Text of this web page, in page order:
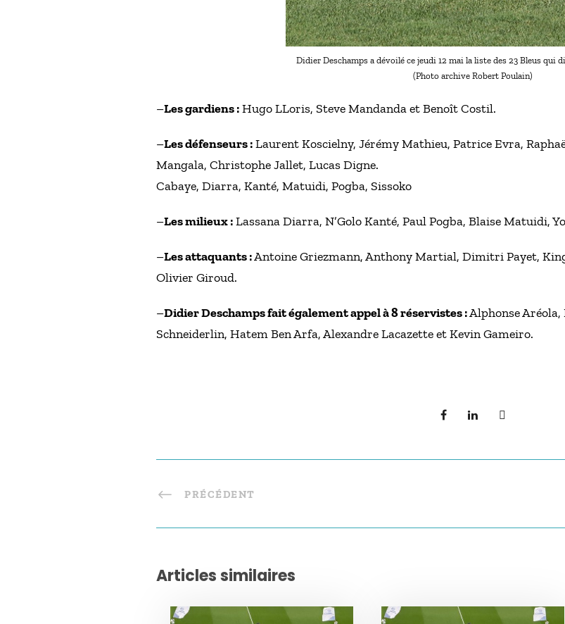
Didier Deschamps a dévoilé ce jeudi 12 mai la liste des 23 Bleus qui
(Photo archive Robert Poulain)
–Les gardiens :Hugo LLoris, Steve Mandanda et Benoît Costil.
–Les défenseurs :Laurent Koscielny, Jérémy Mathieu, Patrice Evra,
Mangala, Christophe Jallet, Lucas Digne.
Cabaye, Diarra, Kanté, Matuidi, Pogba, Sissoko
–Les milieux :Lassana Diarra, N’Golo Kanté, Paul Pogba, Blaise Matuidi,
–Les attaquants :Antoine Griezmann, Anthony Martial, Dimitri Payet,
Olivier Giroud.
–Didier Deschamps fait également appel à 8 réservistes :Alphonse
Schneiderlin, Hatem Ben Arfa, Alexandre Lacazette et Kevin Gameiro.
PRÉCÉDENT
Articles similaires